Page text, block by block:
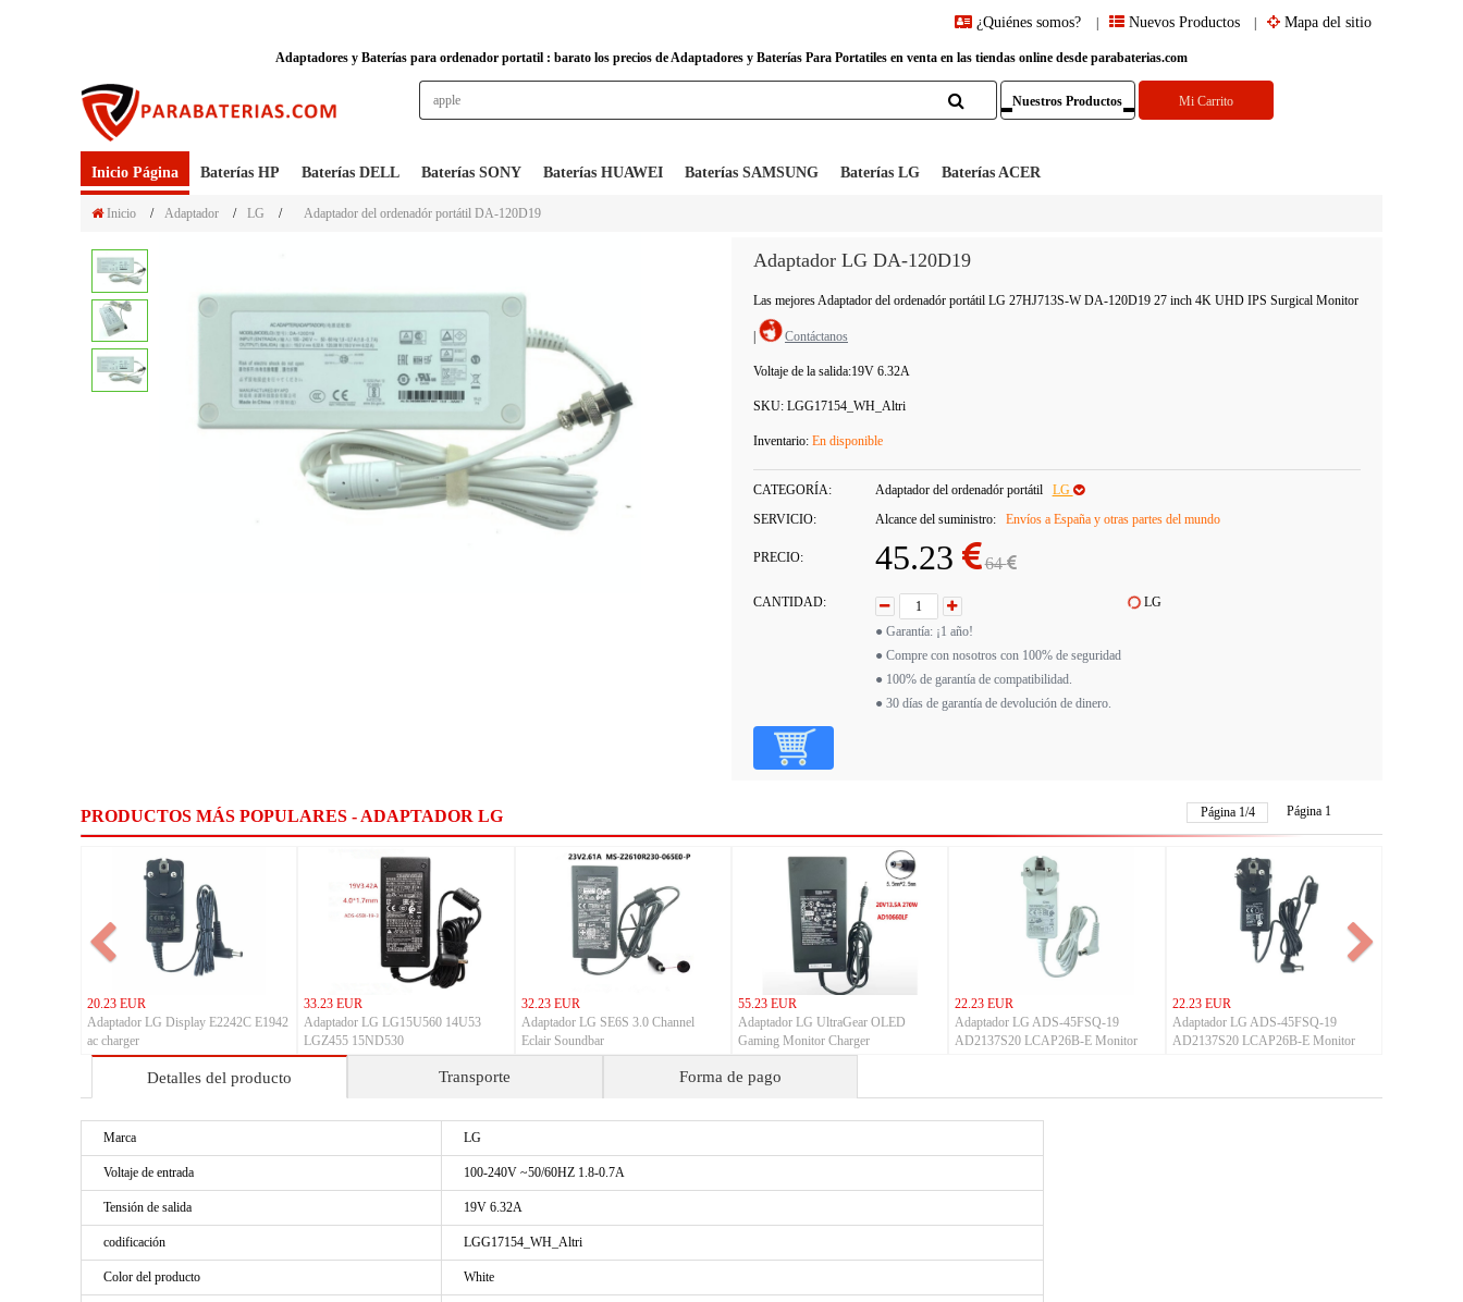
Mapa del sitio
Nuevos Productos
¿Quiénes somos?
Adaptadores y Baterías para ordenador portatil : barato los precios de Adaptadores y Baterías Para Portatiles en venta en las tiendas online desde parabaterias.com
Nuestros Productos Mi Carrito
Inicio Página Baterías HP Baterías DELL Baterías SONY Baterías HUAWEI Baterías SAMSUNG Baterías LG Baterías ACER
Inicio / Adaptador / LG / Adaptador del ordenadór portátil DA-120D19
Adaptador LG DA-120D19
Las mejores Adaptador del ordenadór portátil LG 27HJ713S-W DA-120D19 27 inch 4K UHD IPS Surgical Monitor
Contáctanos
Voltaje de la salida:19V 6.32A
SKU: LGG17154_WH_Altri
Inventario: En disponible
CATEGORÍA: Adaptador del ordenadór portátil
LG
SERVICIO:
Alcance del suministro: Envíos a España y otras partes del mundo
PRECIO: 45.23 64
CANTIDAD:
LG
● Garantía: ¡1 año!
● Compre con nosotros con 100% de seguridad
● 100% de garantía de compatibilidad.
● 30 días de garantía de devolución de dinero.
PRODUCTOS MÁS POPULARES - ADAPTADOR LG Página 1/4 Página 1
20.23 EUR
Adaptador LG Display E2242C E1942
ac charger
33.23 EUR
Adaptador LG LG15U560 14U53
LGZ455 15ND530
32.23 EUR
Adaptador LG SE6S 3.0 Channel
Eclair Soundbar
55.23 EUR
Adaptador LG UltraGear OLED
Gaming Monitor Charger
22.23 EUR
Adaptador LG ADS-45FSQ-19
AD2137S20 LCAP26B-E Monitor
22.23 EUR
Adaptador LG ADS-45FSQ-19
AD2137S20 LCAP26B-E Monitor
Detalles del producto Transporte Forma de pago
Marca LG
Voltaje de entrada 100-240V ~50/60HZ 1.8-0.7A
Tensión de salida 19V 6.32A
codificación LGG17154_WH_Altri
Color del producto White